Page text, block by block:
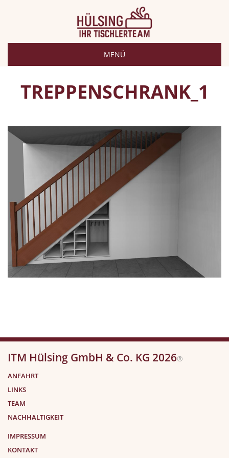
MENÜ
TREPPENSCHRANK_1
ITM Hülsing GmbH & Co. KG 2026®
ANFAHRT
LINKS
TEAM
NACHHALTIGKEIT
IMPRESSUM
KONTAKT